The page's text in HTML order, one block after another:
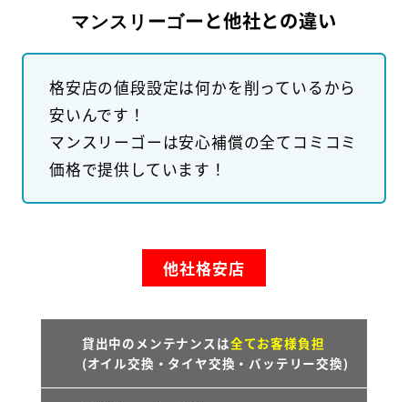
マンスリーゴー と他社との違い
格安店の値段設定は何かを削っているから
安いんです！
マンスリーゴーは安心補償の全てコミコミ
価格で提供しています！
他社格安店
貸出中のメンテナンスは全てお客様負担
(オイル交換・タイヤ交換・バッテリー交換)